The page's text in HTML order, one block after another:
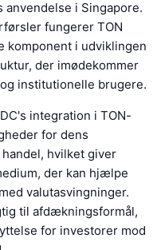
i Singapore.
fungerer TON
komponent i udviklingen
der imødekommer
institutionelle brugere.
integration i TON-
for dens
hvilket giver
der kan hjælpe
valutasvingninger.
til afdækningsformål,
for investorer mod